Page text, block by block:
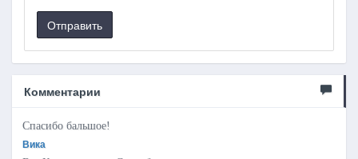
Отправить
Комментарии
Спасибо бальшое!
Вика